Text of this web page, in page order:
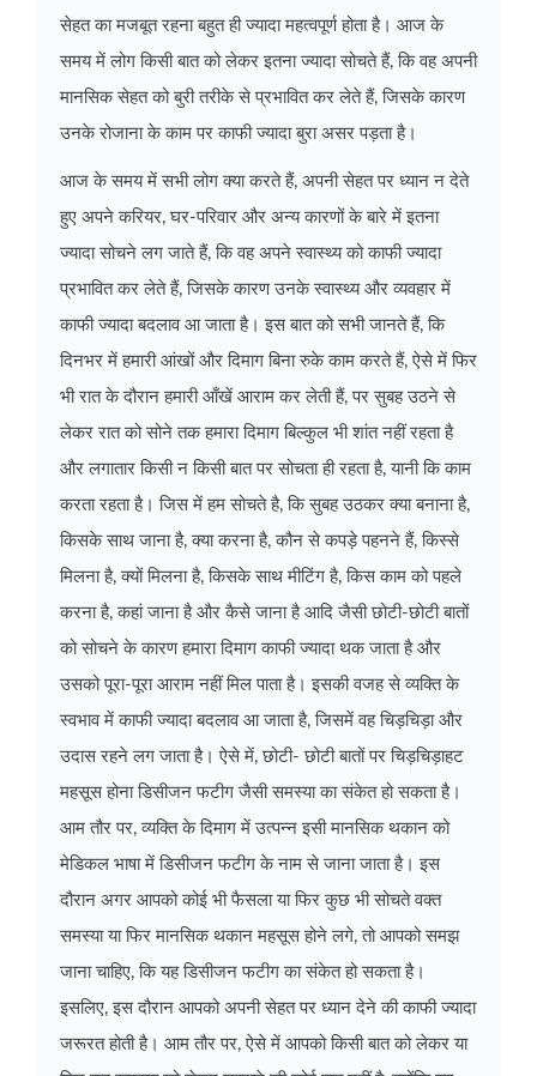
सेहत का मजबूत रहना बहुत ही ज्यादा महत्वपूर्ण होता है। आज के
समय में लोग किसी बात को लेकर इतना ज्यादा सोचते हैं, कि वह अपनी
मानसिक सेहत को बुरी तरीके से प्रभावित कर लेते हैं, जिसके कारण
उनके रोजाना के काम पर काफी ज्यादा बुरा असर पड़ता है।
आज के समय में सभी लोग क्या करते हैं, अपनी सेहत पर ध्यान न देते
हुए अपने करियर, घर-परिवार और अन्य कारणों के बारे में इतना
ज्यादा सोचने लग जाते हैं, कि वह अपने स्वास्थ्य को काफी ज्यादा
प्रभावित कर लेते हैं, जिसके कारण उनके स्वास्थ्य और व्यवहार में
काफी ज्यादा बदलाव आ जाता है। इस बात को सभी जानते हैं, कि
दिनभर में हमारी आंखों और दिमाग बिना रुके काम करते हैं, ऐसे में फिर
भी रात के दौरान हमारी आँखें आराम कर लेती हैं, पर सुबह उठने से
लेकर रात को सोने तक हमारा दिमाग बिल्कुल भी शांत नहीं रहता है
और लगातार किसी न किसी बात पर सोचता ही रहता है, यानी कि काम
करता रहता है। जिस में हम सोचते है, कि सुबह उठकर क्या बनाना है,
किसके साथ जाना है, क्या करना है, कौन से कपड़े पहनने हैं, किस्से
मिलना है, क्यों मिलना है, किसके साथ मीटिंग है, किस काम को पहले
करना है, कहां जाना है और कैसे जाना है आदि जैसी छोटी-छोटी बातों
को सोचने के कारण हमारा दिमाग काफी ज्यादा थक जाता है और
उसको पूरा-पूरा आराम नहीं मिल पाता है। इसकी वजह से व्यक्ति के
स्वभाव में काफी ज्यादा बदलाव आ जाता है, जिसमें वह चिड़चिड़ा और
उदास रहने लग जाता है। ऐसे में, छोटी- छोटी बातों पर चिड़चिड़ाहट
महसूस होना डिसीजन फटीग जैसी समस्या का संकेत हो सकता है।
आम तौर पर, व्यक्ति के दिमाग में उत्पन्न इसी मानसिक थकान को
मेडिकल भाषा में डिसीजन फटीग के नाम से जाना जाता है। इस
दौरान अगर आपको कोई भी फैसला या फिर कुछ भी सोचते वक्त
समस्या या फिर मानसिक थकान महसूस होने लगे, तो आपको समझ
जाना चाहिए, कि यह डिसीजन फटीग का संकेत हो सकता है।
इसलिए, इस दौरान आपको अपनी सेहत पर ध्यान देने की काफी ज्यादा
जरूरत होती है। आम तौर पर, ऐसे में आपको किसी बात को लेकर या